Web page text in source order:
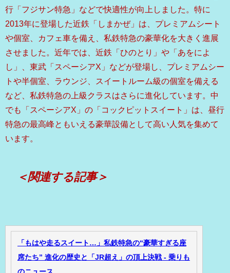
行「フジサン特急」などで快適性が向上しました。特に
2013年に登場した近鉄「しまかぜ」は、プレミアムシート
や個室、カフェ車を備え、私鉄特急の豪華化を大きく進展
させました。近年では、近鉄「ひのとり」や「あをによ
し」、東武「スペーシアX」などが登場し、プレミアムシー
トや半個室、ラウンジ、スイートルーム級の個室を備える
など、私鉄特急の上級クラスはさらに進化しています。中
でも「スペーシアX」の「コックピットスイート」は、昼行
特急の最高峰ともいえる豪華設備として高い人気を集めて
います。
＜関連する記事＞
「もはや走るスイート…」私鉄特急の“豪華すぎる座
席たち” 進化の歴史と「JR超え」の頂上決戦 - 乗りも
のニュース